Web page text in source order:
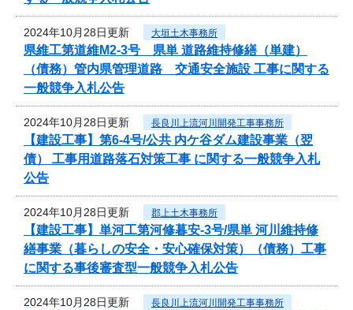
2024年10月28日更新 大垣土木事務所
県維工第道維M2-3号 県単 道路維持修繕（単建）
（債務）管内県管理道路 交通安全施設 工事に関する
一般競争入札公告
2024年10月28日更新 長良川上流河川開発工事事務所
【建設工事】第6-4号/公共 内ケ谷ダム建設事業（翌
債） 工事用道路落石対策工事 に関する一般競争入札
公告
2024年10月28日更新 郡上土木事務所
【建設工事】単河工第河修暮安-3号/県単 河川維持修
繕事業（暮らしの安全・安心確保対策）（債務）工事
に関する事後審査型一般競争入札公告
2024年10月28日更新 長良川上流河川開発工事事務所